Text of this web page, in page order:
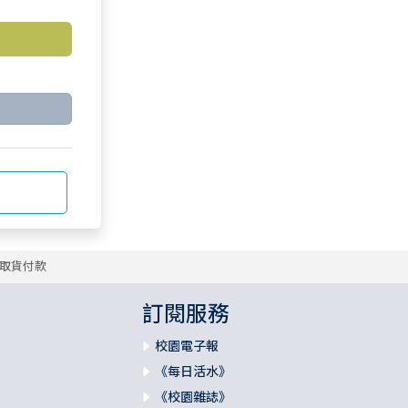
貨付款
訂閱服務
校園電子報
《每日活水》
《校園雜誌》